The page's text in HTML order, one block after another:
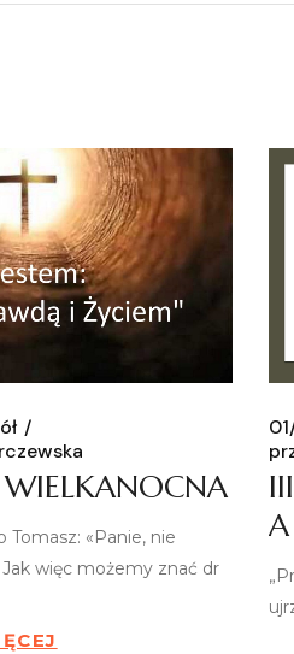
Tomasz: «Panie, nie
więc możemy znać dr
A